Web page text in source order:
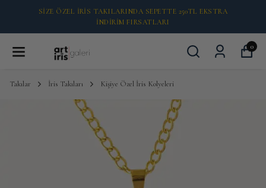
2000 TL ÜZERI ÜCRETSİZ KARGO 🚚
0
Takılar İris Takıları Kişiye Özel İris Kolyeleri